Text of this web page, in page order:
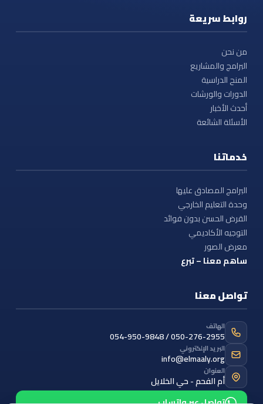
روابط سريعة
من نحن
البرامج والمشاريع
المنح الدراسية
الدورات والورشات
أحدث الأخبار
الأسئلة الشائعة
خدماتنا
البرامج المصادق عليها
وحدة التعليم الخارجي
القرض الحسن بدون فوائد
التوجيه الأكاديمي
معرض الصور
ساهم معنا – تبرع
تواصل معنا
الهاتف
054-950-9848 / 050-276-2955
البريد الإلكتروني
info@elmaaly.org
العنوان
أم الفحم - حي الخلايل